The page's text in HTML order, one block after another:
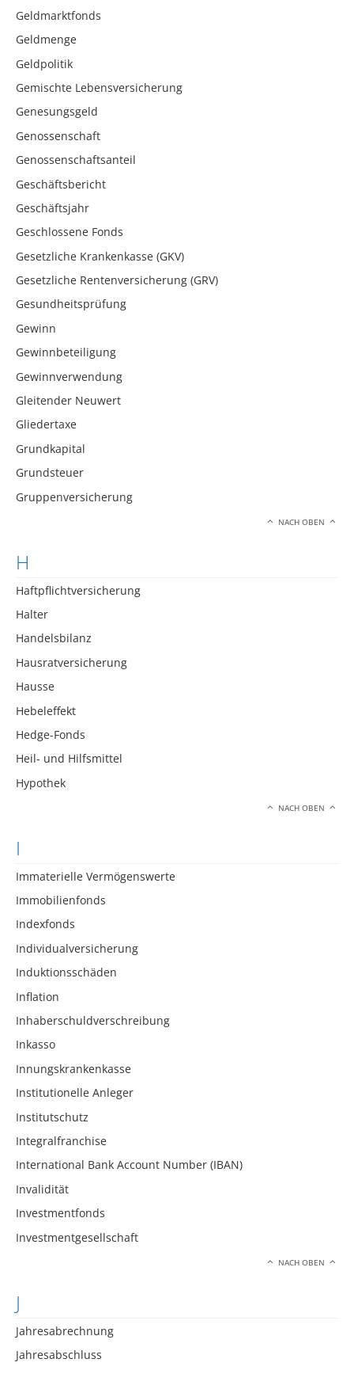
Geldmarktfonds
Geldmenge
Geldpolitik
Gemischte Lebensversicherung
Genesungsgeld
Genossenschaft
Genossenschaftsanteil
Geschäftsbericht
Geschäftsjahr
Geschlossene Fonds
Gesetzliche Krankenkasse (GKV)
Gesetzliche Rentenversicherung (GRV)
Gesundheitsprüfung
Gewinn
Gewinnbeteiligung
Gewinnverwendung
Gleitender Neuwert
Gliedertaxe
Grundkapital
Grundsteuer
Gruppenversicherung
NACH OBEN
H
Haftpflichtversicherung
Halter
Handelsbilanz
Hausratversicherung
Hausse
Hebeleffekt
Hedge-Fonds
Heil- und Hilfsmittel
Hypothek
NACH OBEN
I
Immaterielle Vermögenswerte
Immobilienfonds
Indexfonds
Individualversicherung
Induktionsschäden
Inflation
Inhaberschuldverschreibung
Inkasso
Innungskrankenkasse
Institutionelle Anleger
Institutschutz
Integralfranchise
International Bank Account Number (IBAN)
Invalidität
Investmentfonds
Investmentgesellschaft
NACH OBEN
J
Jahresabrechnung
Jahresabschluss